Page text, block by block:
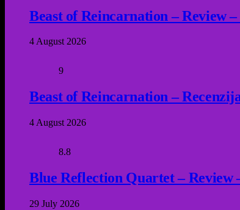
Beast of Reincarnation – Review
4 August 2026
9
Beast of Reincarnation –
4 August 2026
8.8
Blue Reflection Quartet –
29 July 2026